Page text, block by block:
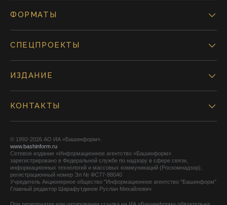
ФОРМАТЫ
СПЕЦПРОЕКТЫ
ИЗДАНИЕ
КОНТАКТЫ
© 1992-2026 АО ИА «Башинформ».
www.bashinform.ru
Сетевое издание «Информационное агентство «Башинформ»
зарегистрировано в Федеральной службе по надзору в сфере связи,
информационных технологий и массовых коммуникаций (Роскомнадзор),
регистрационный номер Эл № ФС77-88040
Учредитель Акционерное общество "Информационное агентство "Башинформ"
Главный редактор Шарафутдинов Руслан Михайлович